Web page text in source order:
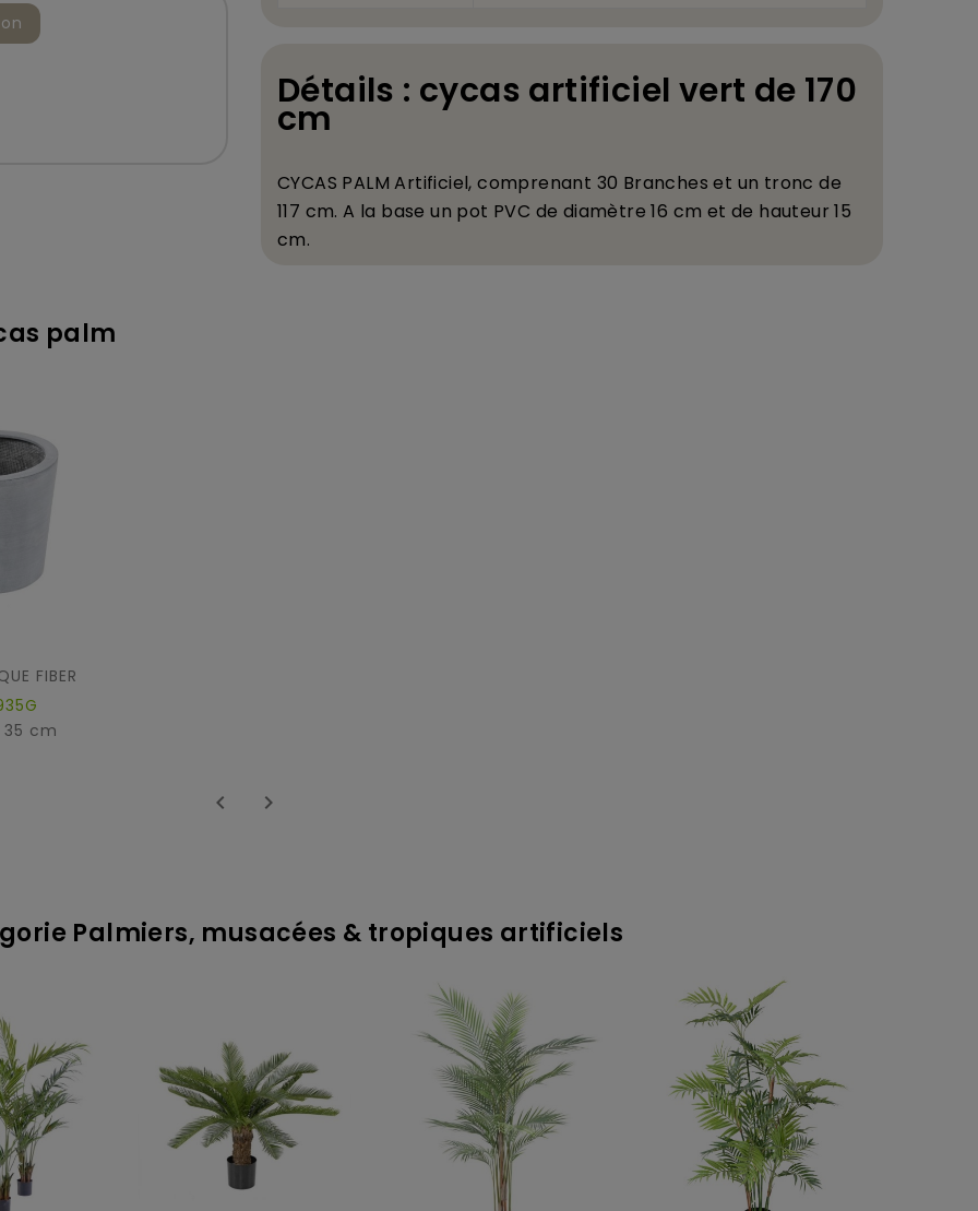
Détails : cycas artificiel vert de 170
cm
CYCAS PALM Artificiel,comprenant 30 Branches et un tronc de
117 cm. A la base un pot PVC de diamètre 16 cm et de hauteur 15
cm.
palm
FIBER
cm
 
Palmiers, musacées & tropiques artificiels